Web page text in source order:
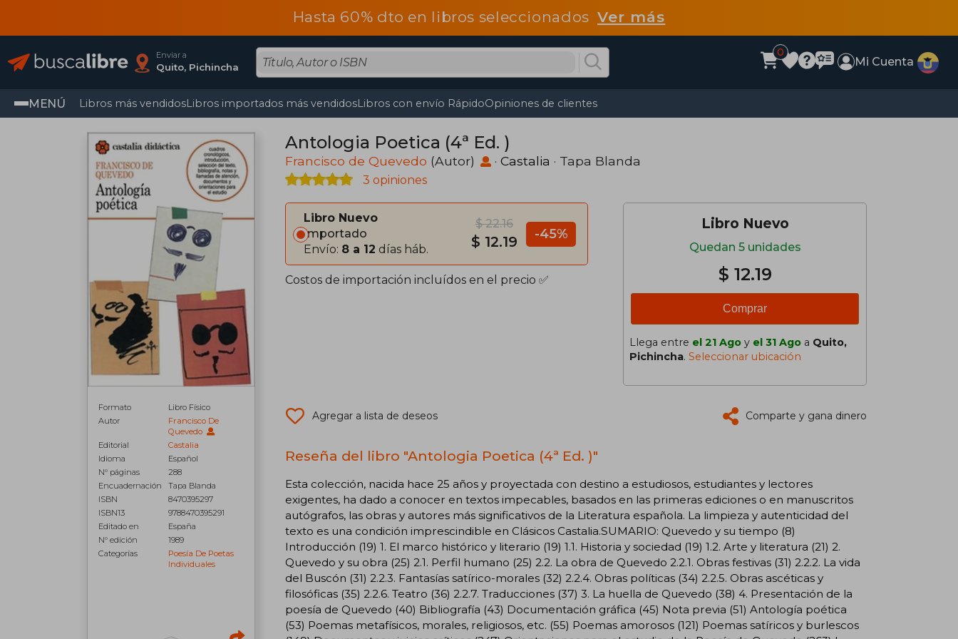
Hasta 60% dto en libros seleccionadosVer más
Enviar a
Quito, Pichincha
0
Mi Cuenta
MENÚ Libros más vendidosLibros importados más vendidosLibros con envío RápidoOpiniones de clientes
Formato
Libro Físico
Autor
Francisco De
Quevedo
Editorial
Castalia
Idioma
Español
N° páginas
288
Encuadernación
Tapa Blanda
ISBN
8470395297
ISBN13
9788470395291
Editado en
España
N° edición
1989
Categorías
Poesía De Poetas
Individuales
Antologia Poetica (4ª Ed. )
Francisco de Quevedo (Autor) · Castalia · Tapa Blanda
3 opiniones
Libro Nuevo
Importado
Envío: 8 a 12 días háb.
$ 22.16
$ 12.19 -45%
Costos de importación incluídos en el precio ✅
Libro Nuevo
Quedan 5 unidades
$ 12.19
Comprar
Llega entre el 21 Ago y el 31 Ago a Quito,
Pichincha. Seleccionar ubicación
Agregar a lista de deseos Comparte y gana dinero
Reseña del libro "Antologia Poetica (4ª Ed. )"
Esta colección, nacida hace 25 años y proyectada con destino a estudiosos, estudiantes y lectores
exigentes, ha dado a conocer en textos impecables, basados en las primeras ediciones o en manuscritos
autógrafos, las obras y autores más significativos de la Literatura española. La limpieza y autenticidad del
texto es una condición imprescindible en Clásicos Castalia.SUMARIO: Quevedo y su tiempo (8)
Introducción (19) 1. El marco histórico y literario (19) 1.1. Historia y sociedad (19) 1.2. Arte y literatura (21) 2.
Quevedo y su obra (25) 2.1. Perfil humano (25) 2.2. La obra de Quevedo 2.2.1. Obras festivas (31) 2.2.2. La vida
del Buscón (31) 2.2.3. Fantasías satírico-morales (32) 2.2.4. Obras políticas (34) 2.2.5. Obras ascéticas y
filosóficas (35) 2.2.6. Teatro (36) 2.2.7. Traducciones (37) 3. La huella de Quevedo (38) 4. Presentación de la
poesía de Quevedo (40) Bibliografía (43) Documentación gráfica (45) Nota previa (51) Antología poética
(53) Poemas metafísicos, morales, religiosos, etc. (55) Poemas amorosos (121) Poemas satíricos y burlescos